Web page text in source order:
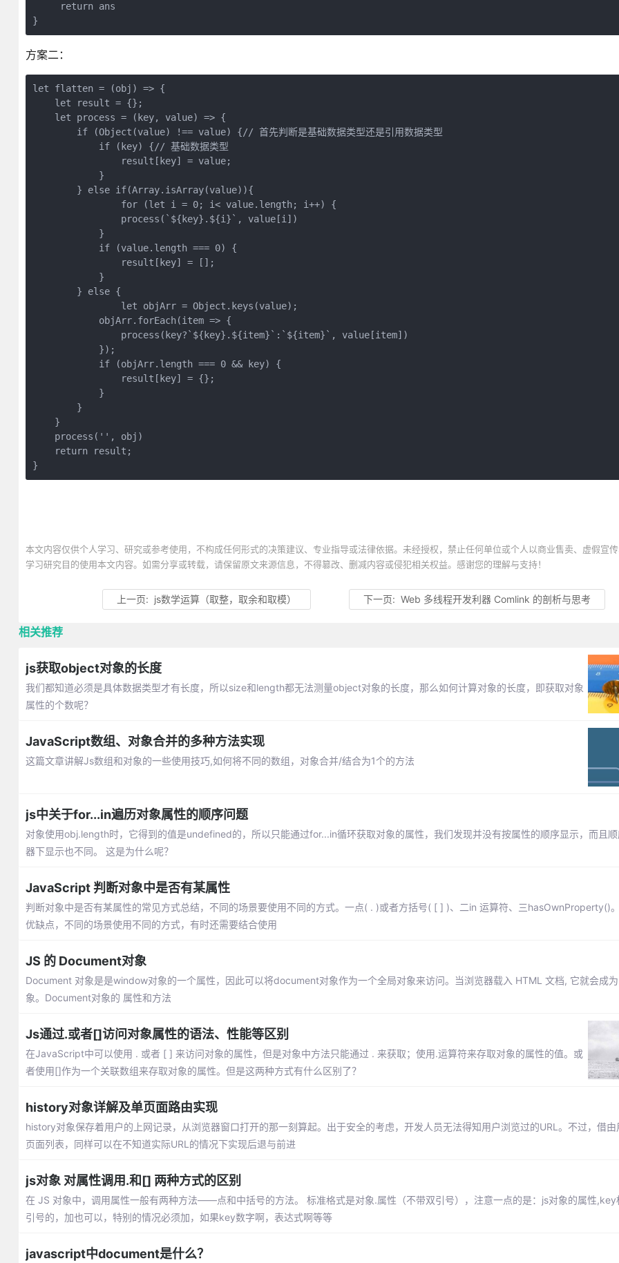
     return ans
}
方案二：
let flatten = (obj) => {
    let result = {};
    let process = (key, value) => {
        if (Object(value) !== value) {// 首先判断是基础数据类型还是引用数据类型
            if (key) {// 基础数据类型
            	result[key] = value;
            }
        } else if(Array.isArray(value)){
       		for (let i = 0; i< value.length; i++) {
            	process(`${key}.${i}`, value[i])
            }
            if (value.length === 0) {
            	result[key] = [];
            }
        } else {
        	let objArr = Object.keys(value);
            objArr.forEach(item => {
            	process(key?`${key}.${item}`:`${item}`, value[item])
            });
            if (objArr.length === 0 && key) {
            	result[key] = {};
            }
        }
    }
    process('', obj)
    return result;
}
本文内容仅供个人学习、研究或参考使用，不构成任何形式的决策建议、专业指导或法律依据。未经授权，禁止任何单位或个人以商业售卖、虚假宣
学习研究目的使用本文内容。如需分享或转载，请保留原文来源信息，不得篡改、删减内容或侵犯相关权益。感谢您的理解与支持！
上一页: js数学运算（取整，取余和取模） 下一页: Web 多线程开发利器 Comlink 的剖析与思考
相关推荐
js获取object对象的长度
我们都知道必须是具体数据类型才有长度，所以size和length都无法测量object对象的长度，那么如何计算对象的长度，即获取对象
属性的个数呢？
JavaScript数组、对象合并的多种方法实现
这篇文章讲解Js数组和对象的一些使用技巧,如何将不同的数组，对象合并/结合为1个的方法
js中关于for...in遍历对象属性的顺序问题
对象使用obj.length时，它得到的值是undefined的，所以只能通过for...in循环获取对象的属性，我们发现并没有按属性的顺序显示，而且
器下显示也不同。 这是为什么呢？
JavaScript 判断对象中是否有某属性
判断对象中是否有某属性的常见方式总结，不同的场景要使用不同的方式。一点( . )或者方括号( [ ] )、二in 运算符、三hasOwnProperty()
优缺点，不同的场景使用不同的方式，有时还需要结合使用
JS 的 Document对象
Document 对象是是window对象的一个属性，因此可以将document对象作为一个全局对象来访问。当浏览器载入 HTML 文档, 它就会成
象。Document对象的 属性和方法
Js通过.或者[]访问对象属性的语法、性能等区别
在JavaScript中可以使用 . 或者 [ ] 来访问对象的属性，但是对象中方法只能通过 . 来获取；使用.运算符来存取对象的属性的值。或
者使用[]作为一个关联数组来存取对象的属性。但是这两种方式有什么区别了？
history对象详解及单页面路由实现
history对象保存着用户的上网记录，从浏览器窗口打开的那一刻算起。出于安全的考虑，开发人员无法得知用户浏览过的URL。不过，借由
页面列表，同样可以在不知道实际URL的情况下实现后退与前进
js对象 对属性调用.和[] 两种方式的区别
在 JS 对象中，调用属性一般有两种方法——点和中括号的方法。 标准格式是对象.属性（不带双引号），注意一点的是：js对象的属性,key
引号的，加也可以，特别的情况必须加，如果key数字啊，表达式啊等等
javascript中document是什么？